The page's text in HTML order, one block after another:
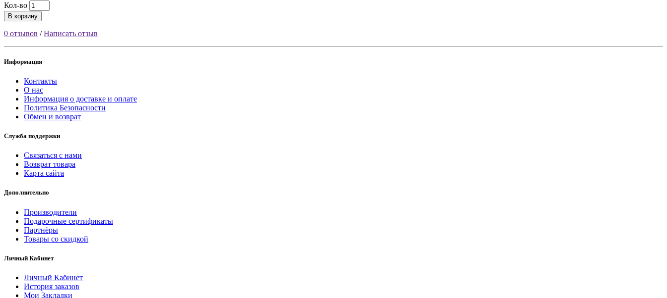
Кол-во
В корзину
0 отзывов /Написать отзыв
Информация
Контакты
О нас
Информация о доставке и оплате
Политика Безопасности
Обмен и возврат
Служба поддержки
Связаться с нами
Возврат товара
Карта сайта
Дополнительно
Производители
Подарочные сертификаты
Партнёры
Товары со скидкой
Личный Кабинет
Личный Кабинет
История заказов
Мои Закладки